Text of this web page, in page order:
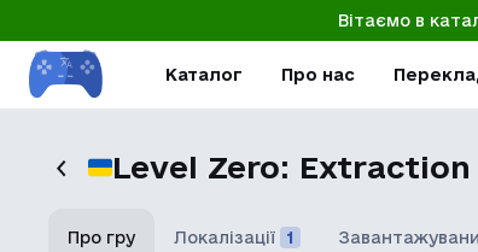
Вітаємо в
Каталог Про нас
Level Zero: Extraction
Про гру Локалізації 1